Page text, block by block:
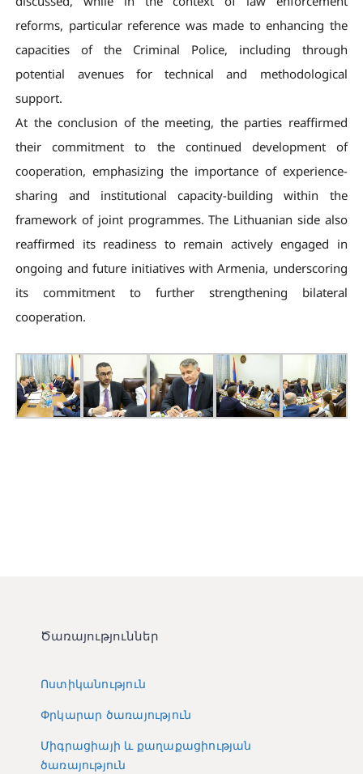
reforms, particular reference was made to enhancing the
capacities of the Criminal Police, including through
potential avenues for technical and methodological
support.
At the conclusion of the meeting, the parties reaffirmed
their commitment to the continued development of
cooperation, emphasizing the importance of experience-
sharing and institutional capacity-building within the
framework of joint programmes. The Lithuanian side also
reaffirmed its readiness to remain actively engaged in
ongoing and future initiatives with Armenia, underscoring
its commitment to further strengthening bilateral
cooperation.
Ծառայություններ
Ոստիկանություն
Փրկարար ծառայություն
Միգրացիայի և քաղաքացիության
ծառայություն